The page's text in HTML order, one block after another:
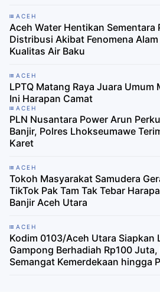
ACEH
Aceh Water Hentikan Sementara
Distribusi Akibat Fenomena
Kualitas Air Baku
ACEH
LPTQ Matang Raya Juara Umum
Ini Harapan Camat
ACEH
PLN Nusantara Power Arun
Banjir, Polres Lhokseumawe
Karet
ACEH
Tokoh Masyarakat Samudera
TikTok Pak Tam Tak Tebar
Banjir Aceh Utara
ACEH
Kodim 0103/Aceh Utara Siapkan
Gampong Berhadiah Rp100
Semangat Kemerdekaan hingga